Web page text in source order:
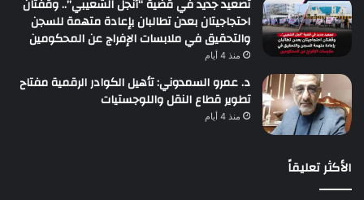
تصعيد جديد في قضية “أنجل الشعيبي”.. وقفتان
احتجاجيتان بعدن تطالبان بإعادة متهمة للسجن
والتحقيق في ملابسات الإفراج عن المحكومين
منذ 4 أيام
د. عمرو السمدوني: تأهيل الكوادر الرقمية مفتاح
تطوير قطاع النقل واللوجستيات
منذ 4 أيام
الأكثر تعليقاً